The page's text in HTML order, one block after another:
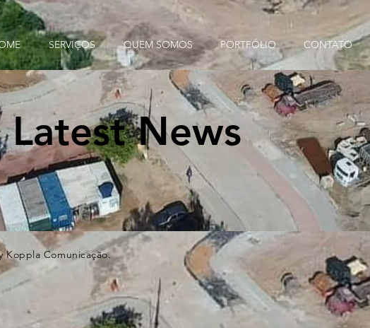
SERVIÇOS QUEM SOMOS PORTFÓLIO CONTATO
Latest News
Koppla Comunicação.